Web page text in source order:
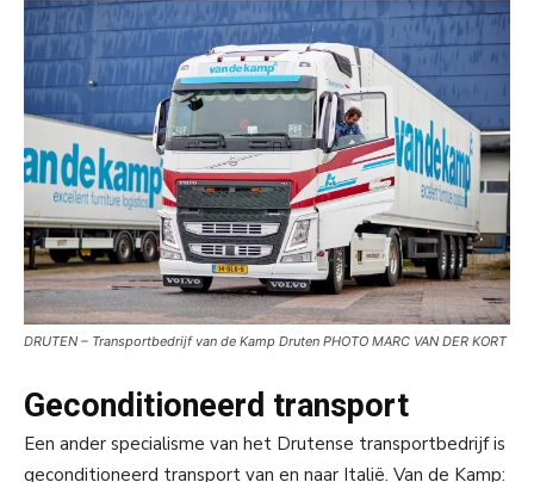
DRUTEN – Transportbedrijf van de Kamp Druten PHOTO MARC VAN DER KORT
Geconditioneerd transport
Een ander specialisme van het Drutense transportbedrijf is
geconditioneerd transport van en naar Italië. Van de Kamp: